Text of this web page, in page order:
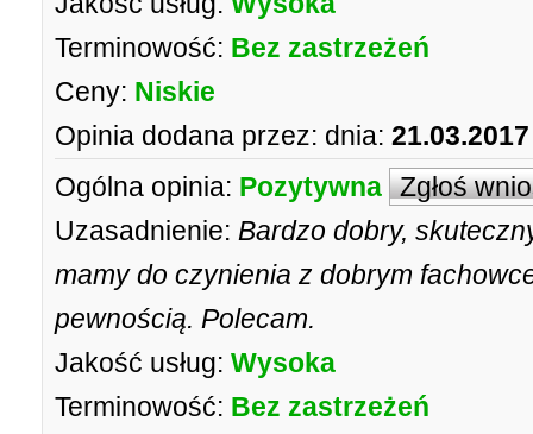
Terminowość: Bez zastrzeżeń
Ceny: Niskie
Opinia dodana przez: dnia:
Ogólna opinia: Pozytywna Zgłoś
Uzasadnienie: Bardzo dobry,
mamy do czynienia z dobrym
pewnością. Polecam.
Jakość usług: Wysoka
Terminowość: Bez zastrzeżeń